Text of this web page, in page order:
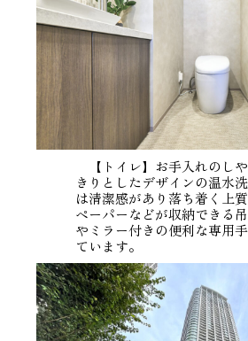
【トイレ】お手入れのし
きりとしたデザインの温水
は清潔感があり落ち着く上
ペーパーなどが収納できる
やミラー付きの便利な専用
ています。